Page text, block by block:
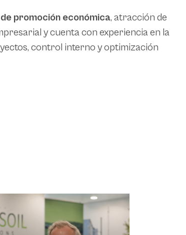
promoción económica, atracción de
y cuenta con experiencia en la
control interno y optimización